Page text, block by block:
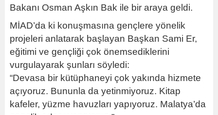
Bakanı Osman Aşkın Bak ile bir araya geldi.
MİAD’da ki konuşmasına gençlere yönelik
projeleri anlatarak başlayan Başkan Sami Er,
eğitimi ve gençliği çok önemsediklerini
vurgulayarak şunları söyledi:
“Devasa bir kütüphaneyi çok yakında hizmete
açıyoruz. Bununla da yetinmiyoruz. Kitap
kafeler, yüzme havuzları yapıyoruz. Malatya’da